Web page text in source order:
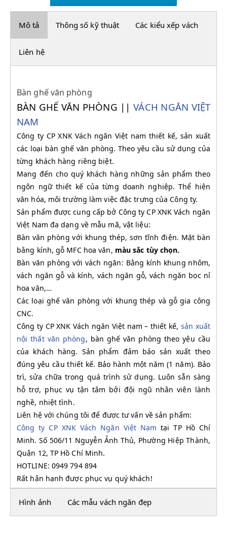
Mô tả Thông số kỹ thuật Các kiểu xếp vách
Liên hệ
Bàn ghế văn phòng
BÀN GHẾ VĂN PHÒNG ||VÁCH NGĂN VIỆT
NAM
Công ty CP XNK Vách ngăn Việt nam thiết kế, sản xuất
các loại bàn ghế văn phòng. Theo yêu cầu sử dụng của
từng khách hàng riêng biệt.
Mang đến cho quý khách hàng những sản phẩm theo
ngôn ngữ thiết kế của từng doanh nghiệp. Thể hiện
văn hóa, môi trường làm việc đặc trưng của Công ty.
Sản phẩm được cung cấp bở Công ty CP XNK Vách ngăn
Việt Nam đa dạng về mẫu mã, vật liệu:
Bàn văn phòng với khung thép, sơn tĩnh điện. Mặt bàn
bằng kính, gỗ MFC hoa văn, màu sắc tùy chọn.
Bàn văn phòng với vách ngăn: Bằng kính khung nhôm,
vách ngăn gỗ và kính, vách ngăn gỗ, vách ngăn bọc nỉ
hoa văn,…
Các loại ghế văn phòng với khung thép và gỗ gia công
CNC.
Công ty CP XNK Vách ngăn Việt nam – thiết kế, sản xuất
nội thất văn phòng, bàn ghế văn phòng theo yêu cầu
của khách hàng. Sản phẩm đảm bảo sản xuất theo
đúng yêu cầu thiết kế. Bảo hành một năm (1 năm). Bảo
trì, sửa chữa trong quá trình sử dụng. Luôn sẵn sàng
hỗ trợ, phục vụ tận tâm bởi đội ngũ nhân viên lành
nghề, nhiệt tình.
Liên hệ với chúng tôi để được tư vấn về sản phẩm:
Công ty CP XNK Vách Ngăn Việt Nam tại TP Hồ Chí
Minh. Số 506/11 Nguyễn Ảnh Thủ, Phường Hiệp Thành,
Quận 12, TP Hồ Chí Minh.
HOTLINE: 0949 794 894
Rất hân hạnh được phục vụ quý khách!
Hình ảnh Các mẫu vách ngăn đẹp